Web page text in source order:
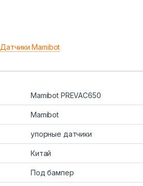
Датчики Mamibot
Mamibot PREVAC650
Mamibot
упорные датчики
Китай
Под бампер